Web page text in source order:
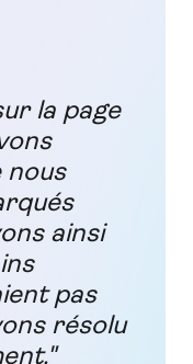
la page
nous
ainsi
pas
résolu